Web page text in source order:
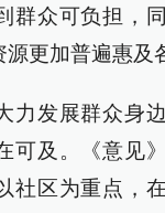
群众可负担，
更加普遍惠及
力发展群众身
可及。《意见
社区为重点，